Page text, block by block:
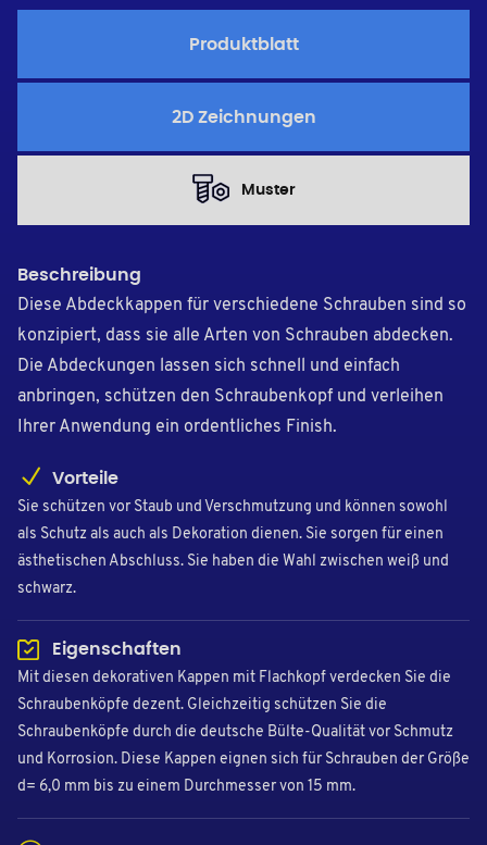
Produktblatt
2D Zeichnungen
Muster
Beschreibung
Diese Abdeckkappen für verschiedene Schrauben sind so
konzipiert, dass sie alle Arten von Schrauben abdecken.
Die Abdeckungen lassen sich schnell und einfach
anbringen, schützen den Schraubenkopf und verleihen
Ihrer Anwendung ein ordentliches Finish.
Vorteile
Sie schützen vor Staub und Verschmutzung und können sowohl
als Schutz als auch als Dekoration dienen. Sie sorgen für einen
ästhetischen Abschluss. Sie haben die Wahl zwischen weiß und
schwarz.
Eigenschaften
Mit diesen dekorativen Kappen mit Flachkopf verdecken Sie die
Schraubenköpfe dezent. Gleichzeitig schützen Sie die
Schraubenköpfe durch die deutsche Bülte-Qualität vor Schmutz
und Korrosion. Diese Kappen eignen sich für Schrauben der Größe
d= 6,0 mm bis zu einem Durchmesser von 15 mm.